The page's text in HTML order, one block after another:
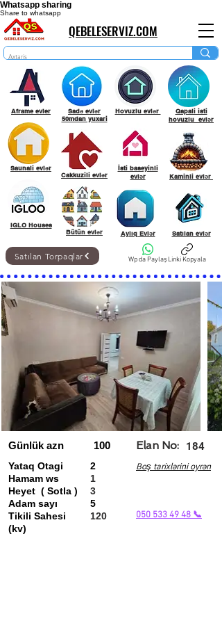
Whatsapp sharing
Share to whatsapp
QEBELESERVIZ.COM
Aframe evler
Saunali evlər
IGLO Houses
Sadə evlər
50mdan yuxari
Cakkuzili evlər
Bütün evlər
Hovuzlu evlər
İsti baseyinli
evlər
Aylıq Evlər
Qapali isti
hovuzlu evlər
Kaminli evlər
Satılan evlər
Wp da PaylaşLinki Kopyala
Satılan Torpaqlar
Günlük azn
Yataq Otagi
Hamam ws
Heyet ( Sotla )
Adam sayı
Tikili Sahesi
(kv)
100
2
Elan No: 184
Boş tarixlərini oyrən
1
3
5
120
050 533 49 48 📞